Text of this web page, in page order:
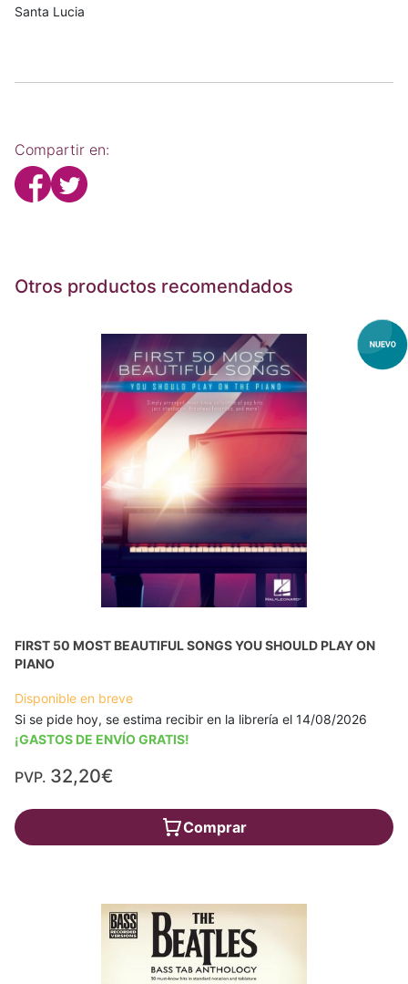
Santa Lucia
Compartir en:
Otros productos recomendados
FIRST 50 MOST BEAUTIFUL SONGS YOU SHOULD PLAY ON
PIANO
Disponible en breve
Si se pide hoy, se estima recibir en la librería el 14/08/2026
¡GASTOS DE ENVÍO GRATIS!
PVP. 32,20€
Comprar